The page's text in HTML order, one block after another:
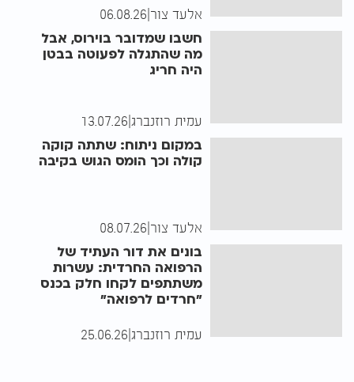
אלעד צור 06.08.26
חשבו שמדובר בוירוס, אבל
מה שהתגלה לפעוטה בבטן
היה חריג
עמית רוזנברג 13.07.26
במקום ניתוח: שתתה קוקה
קולה וכך הומס הגוש בקיבה
אלעד צור 08.07.26
בונים את דור העתיד של
הרפואה החרדית: עשרות
משתתפים לקחו חלק בכנס
"חרדים לרפואה"
עמית רוזנברג 25.06.26